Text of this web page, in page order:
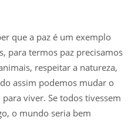
que a paz é um exemplo
para termos paz precisamos
respeitar a natureza,
assim podemos mudar o
viver. Se todos tivessem
o mundo seria bem